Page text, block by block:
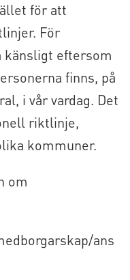
för att
För
känsligt eftersom
finns, på
i vår vardag. Det
riktlinje,
kommuner.
om
ans